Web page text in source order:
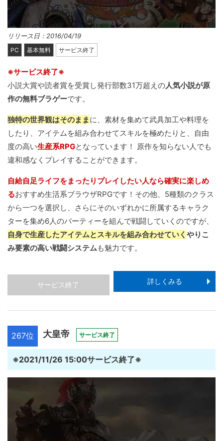
リリース日：2016/04/19
PC 基本無料 サービス終了
※サービス終了※
小説大賞や読者賞を受賞し発行部数31万超えの人気小説が原
作の無料ブラゲーです。
独特の世界観はそのままに、素材を集めて武具加工や料理を
したり、アイテムを組み合わせてスキルを極めたりと、自由
度の高い生産系RPGとなっています！ 原作を知らない人でも
違和感なくプレイすることができます。
自給自足ライフをまったりプレイしたい人なら確実に楽しめ
るおすすめ生活系ブラウザRPGです！その他、5種類のクラス
から一つを選択し、さらにそのいずれかに所属するキャラク
ターを集め6人のパーティーを組んで戦闘していくのですが、
自身で生産したアイテムとスキルを組み合わせていく やりこ
み要素の高い戦闘システムも魅力です。
サービス終了 詳しくみる
267位 大皇帝 サービス終了
※2021/11/26 15:00サービス終了※